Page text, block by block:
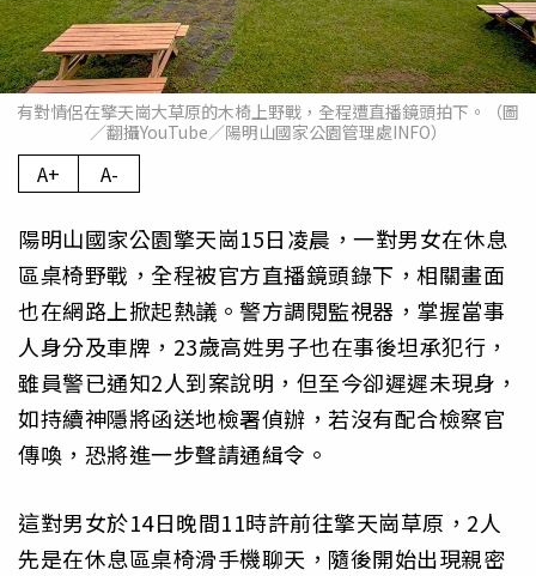
有對情侶在擎天崗大草原的木椅上野戰，全程遭直播鏡頭拍下。（圖
／翻攝YouTube／陽明山國家公園管理處INFO）
A+ A-
陽明山國家公園擎天崗15日凌晨，一對男女在休息
區桌椅野戰，全程被官方直播鏡頭錄下，相關畫面
也在網路上掀起熱議。警方調閱監視器，掌握當事
人身分及車牌，23歲高姓男子也在事後坦承犯行，
雖員警已通知2人到案說明，但至今卻遲遲未現身，
如持續神隱將函送地檢署偵辦，若沒有配合檢察官
傳喚，恐將進一步聲請通緝令。
這對男女於14日晚間11時許前往擎天崗草原，2人
先是在休息區桌椅滑手機聊天，隨後開始出現親密